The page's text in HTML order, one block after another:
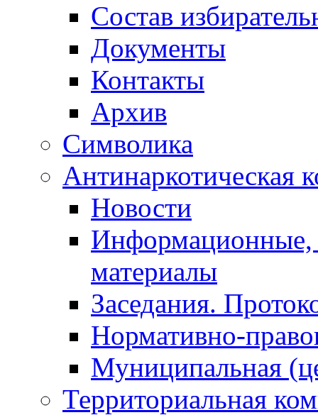
Состав
Документы
Контакты
Архив
Символика
Антинаркотическая
Новости
Информационные,
материалы
Заседания.
Нормативно-
Муниципальная
Территориальная